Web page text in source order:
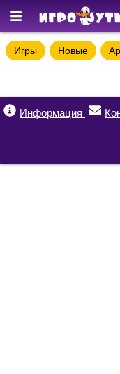
Игры Новые
Информация